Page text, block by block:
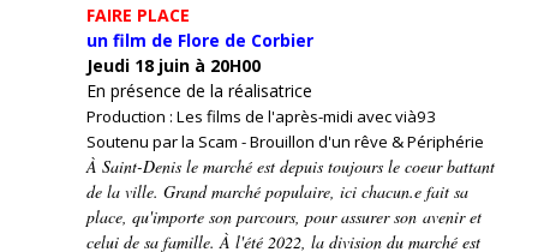
FAIRE PLACE
un film de Flore de Corbier
Jeudi 18 juin à 20H00
En présence de la réalisatrice
Production : Les films de l'après-midi avec vià93
Soutenu par la Scam - Brouillon d'un rêve & Périphérie
À Saint-Denis le marché est depuis toujours le coeur battant
de la ville. Grand marché populaire, ici chacun.e fait sa
place, qu'importe son parcours, pour assurer son avenir et
celui de sa famille. À l'été 2022, la division du marché est